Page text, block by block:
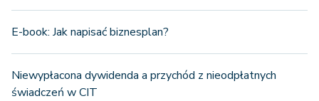
E-book: Jak napisać biznesplan?
Niewypłacona dywidenda a przychód z nieodpłatnych
świadczeń w CIT